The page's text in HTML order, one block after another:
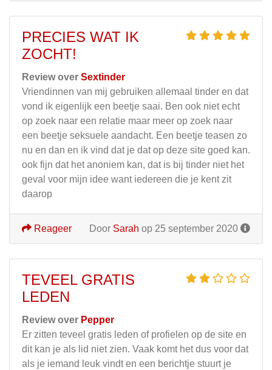
PRECIES WAT IK
ZOCHT!
Review over Sextinder
Vriendinnen van mij gebruiken allemaal tinder en dat
vond ik eigenlijk een beetje saai. Ben ook niet echt
op zoek naar een relatie maar meer op zoek naar
een beetje seksuele aandacht. Een beetje teasen zo
nu en dan en ik vind dat je dat op deze site goed kan.
ook fijn dat het anoniem kan, dat is bij tinder niet het
geval voor mijn idee want iedereen die je kent zit
daarop
Door Sarah op 25 september 2020
Reageer
TEVEEL GRATIS
LEDEN
Review over Pepper
Er zitten teveel gratis leden of profielen op de site en
dit kan je als lid niet zien. Vaak komt het dus voor dat
als je iemand leuk vindt en een berichtje stuurt je